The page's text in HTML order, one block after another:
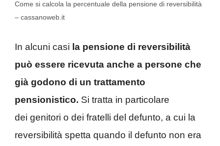
Come si calcola la percentuale della pensione di reversibilità
– cassanoweb.it
In alcuni casi la pensione di reversibilità
può essere ricevuta anche a persone che
già godono di un trattamento
pensionistico. Si tratta in particolare
dei genitori o dei fratelli del defunto, a cui la
reversibilità spetta quando il defunto non era